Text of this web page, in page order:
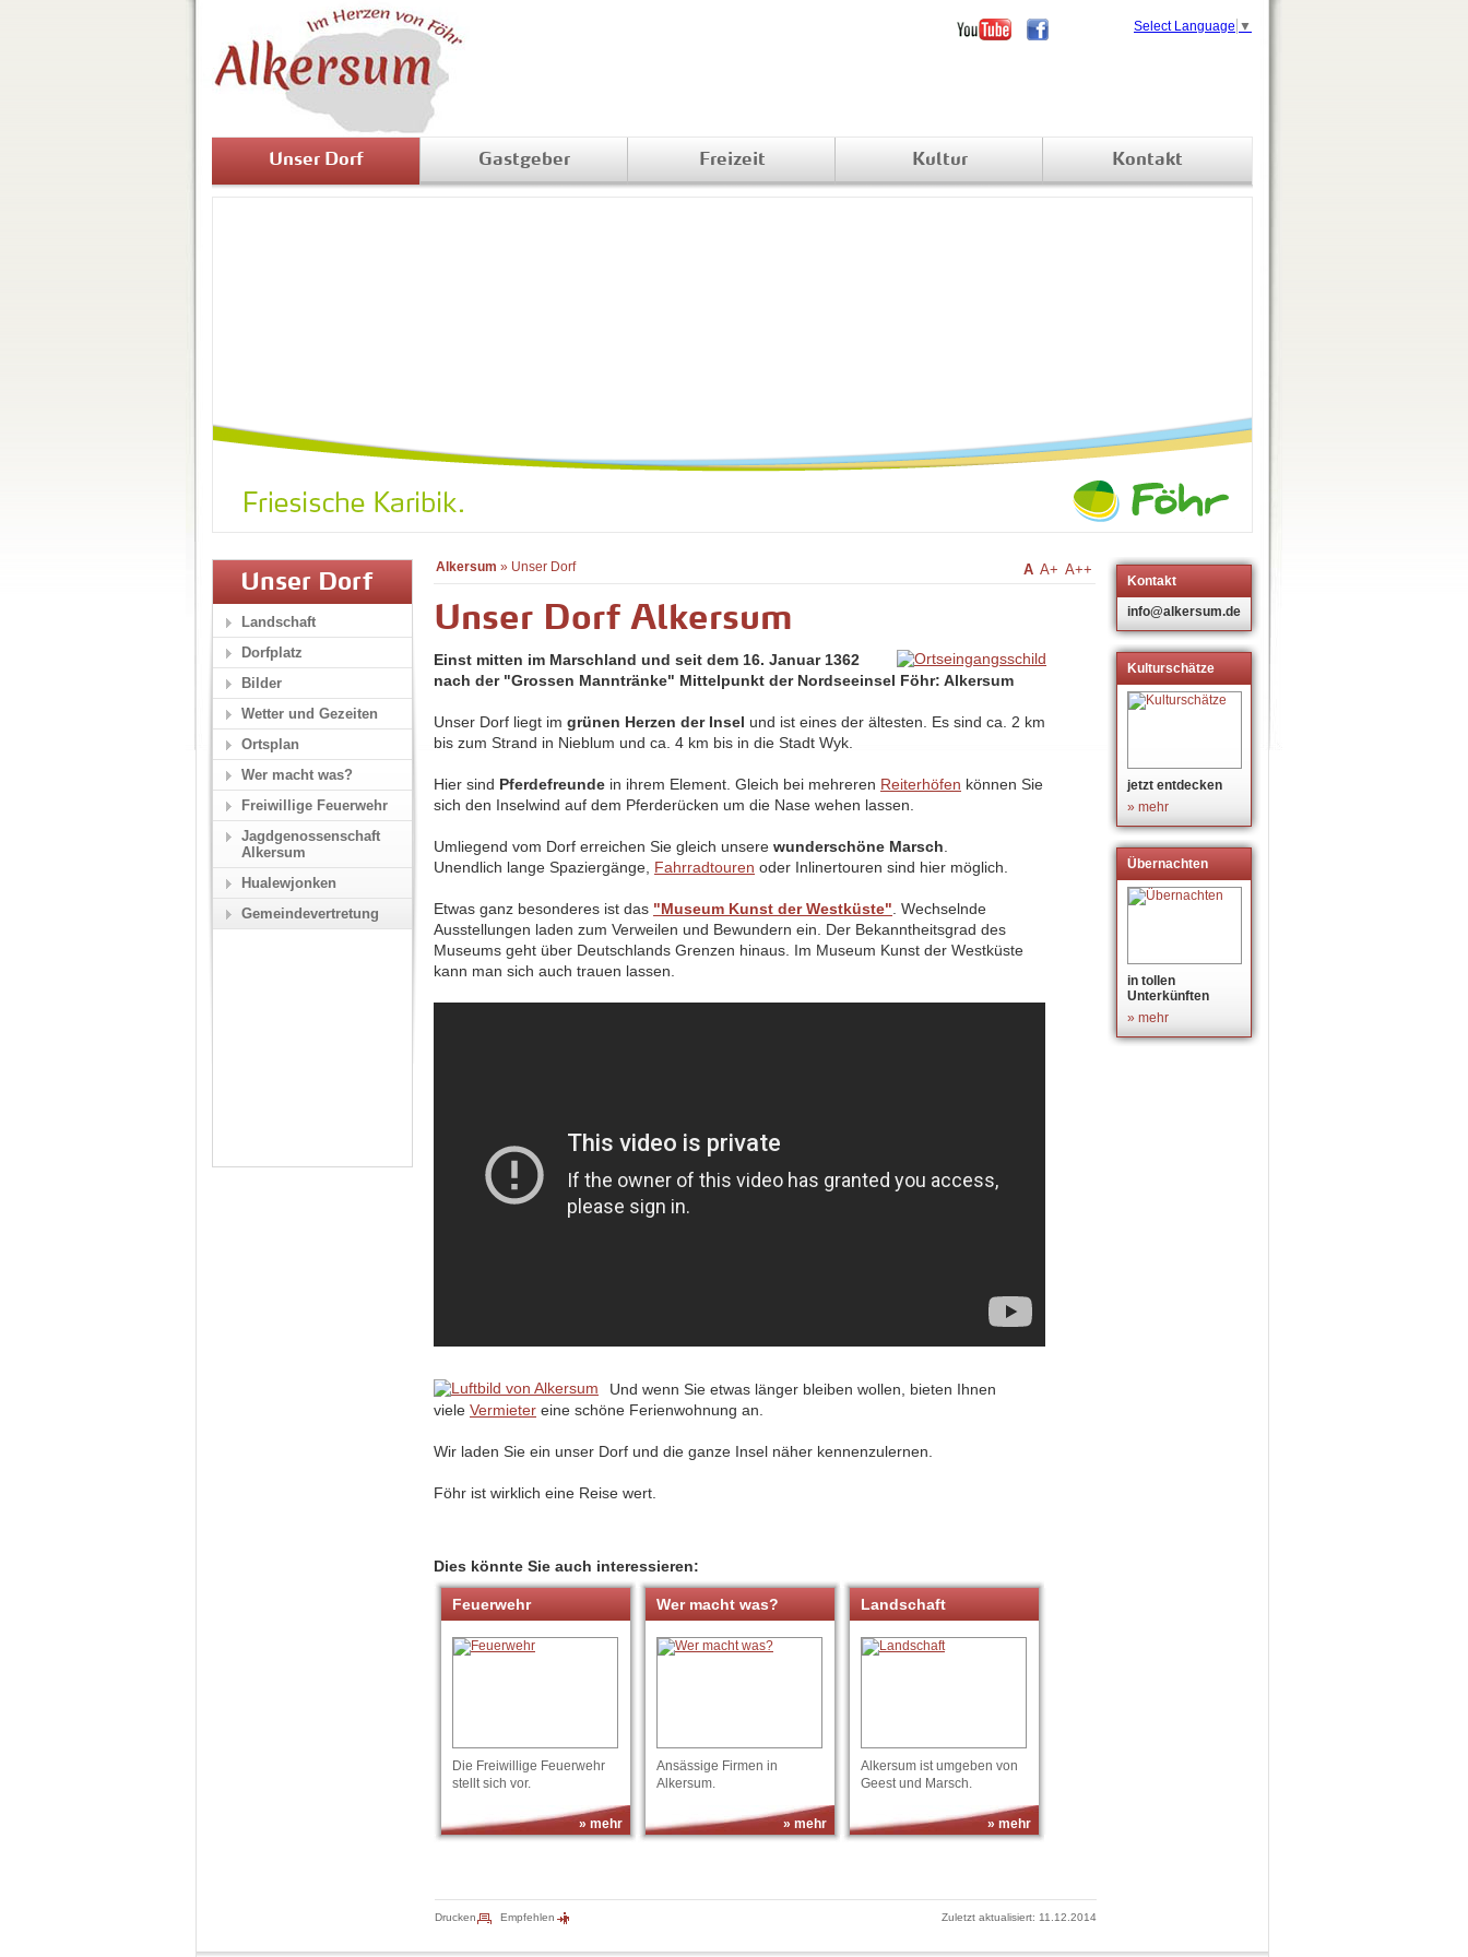
Unser Dorf Gastgeber Freizeit Kultur Kontakt
Alkersum » Unser Dorf A A+ A++
Unser Dorf Alkersum
Einst mitten im Marschland und seit dem 16. Januar 1362
nach der "Grossen Manntränke" Mittelpunkt der Nordseeinsel Föhr: Alkersum
Unser Dorf liegt im grünen Herzen der Insel und ist eines der ältesten. Es sind ca. 2 km
bis zum Strand in Nieblum und ca. 4 km bis in die Stadt Wyk.
Hier sind Pferdefreunde in ihrem Element. Gleich bei mehreren Reiterhöfen können Sie
sich den Inselwind auf dem Pferderücken um die Nase wehen lassen.
Umliegend vom Dorf erreichen Sie gleich unsere wunderschöne Marsch
Unendlich lange Spaziergänge, Fahrradtouren oder Inlinertouren sind hier möglich.
Etwas ganz besonderes ist das "Museum Kunst der Westküste" . Wechselnde
Ausstellungen laden zum Verweilen und Bewundern ein. Der Bekanntheitsgrad des
Museums geht über Deutschlands Grenzen hinaus. Im Museum Kunst der Westküste
kann man sich auch trauen lassen.
Und wenn Sie etwas länger bleiben wollen, bieten Ihnen
viele Vermieter eine schöne Ferienwohnung an.
Wir laden Sie ein unser Dorf und die ganze Insel näher kennenzulernen.
Föhr ist wirklich eine Reise wert.
Dies könnte Sie auch interessieren:
Feuerwehr
Die Freiwillige Feuerwehr
stellt sich vor.
» mehr
Wer macht was?
Ansässige Firmen in
Alkersum.
» mehr
Landschaft
Alkersum ist umgeben von
Geest und Marsch.
» mehr
Kontakt
info@alkersum.de
Kulturschätze
jetzt entdecken
» mehr
Übernachten
in tollen
Unterkünften
» mehr
Unser Dorf
Landschaft
Dorfplatz
Bilder
Wetter und Gezeiten
Ortsplan
Wer macht was?
Freiwillige Feuerwehr
Jagdgenossenschaft
Alkersum
Hualewjonken
Gemeindevertretung
Select Language ▼
Drucken Empfehlen Zuletzt aktualisiert: 11.12.2014